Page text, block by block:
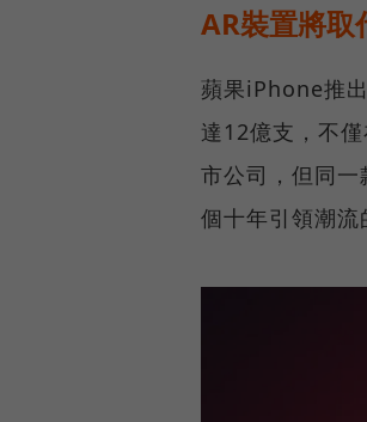
AR裝置將取
蘋果iPhone推
達12億支，不
市公司，但同
個十年引領潮流